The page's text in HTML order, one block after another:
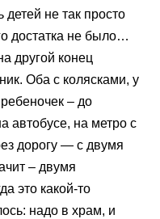
не так просто
достатка не было…
другой конец
Оба с колясками, у
– до
автобусе, на метро с
дорогу — с двумя
– двумя
это какой-то
надо в храм, и